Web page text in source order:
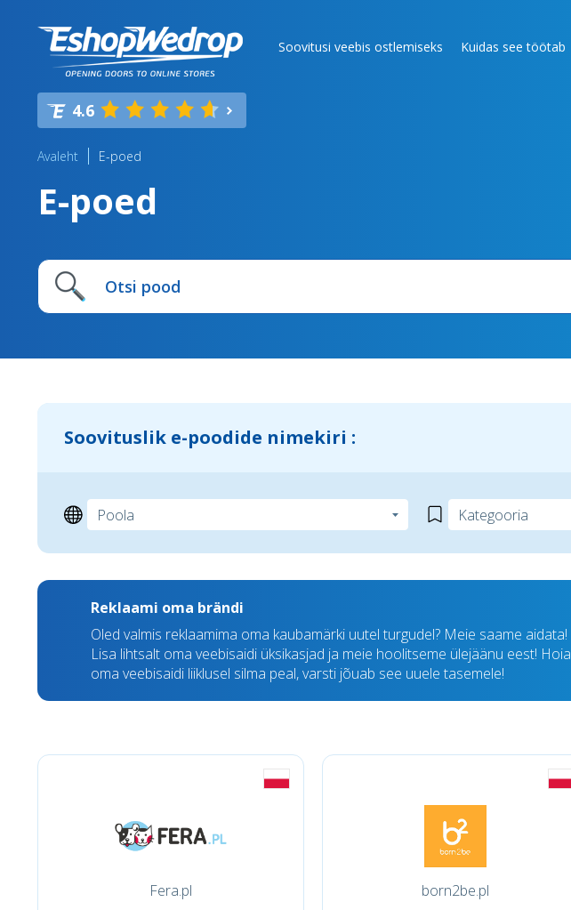
Soovitusi veebis ostlemiseks Kuidas see töötab
4.6
Avaleht E-poed
E-poed
Soovituslik e-poodide nimekiri :
Reklaami oma brändi
Oled valmis reklaamima oma kaubamärki uutel turgudel? Meie saame aidata!
Lisa lihtsalt oma veebisaidi üksikasjad ja meie hoolitseme ülejäänu eest! Hoia
oma veebisaidi liiklusel silma peal, varsti jõuab see uuele tasemele!
Fera.pl born2be.pl